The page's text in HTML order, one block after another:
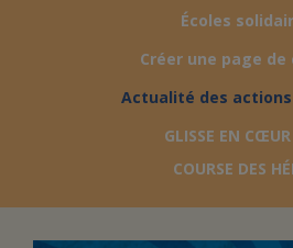
FAIRE UN
ESPACE
Écoles
Créer une page
Actualité des
GLISSE EN
COURSE DES